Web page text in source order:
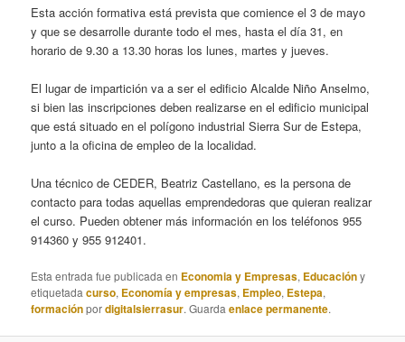
Esta acción formativa está prevista que comience el 3 de mayo
y que se desarrolle durante todo el mes, hasta el día 31, en
horario de 9.30 a 13.30 horas los lunes, martes y jueves.
El lugar de impartición va a ser el edificio Alcalde Niño Anselmo,
si bien las inscripciones deben realizarse en el edificio municipal
que está situado en el polígono industrial Sierra Sur de Estepa,
junto a la oficina de empleo de la localidad.
Una técnico de CEDER, Beatriz Castellano, es la persona de
contacto para todas aquellas emprendedoras que quieran realizar
el curso. Pueden obtener más información en los teléfonos 955
914360 y 955 912401.
Esta entrada fue publicada en Economia y Empresas, Educacióny
etiquetadacurso, Economía y empresas, Empleo, Estepa,
formaciónpordigitalsierrasur. Guardaenlace permanente.